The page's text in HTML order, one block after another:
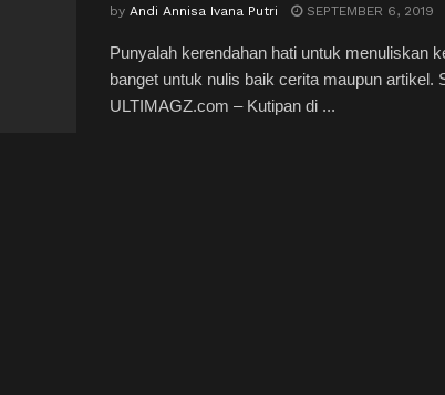
by Andi Annisa Ivana Putri SEPTEMBER 6, 2019
Punyalah kerendahan hati untuk menuliskan
banget untuk nulis baik cerita maupun artikel.
ULTIMAGZ.com – Kutipan di ...